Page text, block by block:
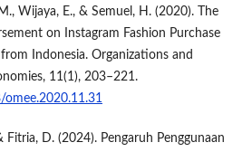
Wijaya, E., & Semuel, H. (2020). The
on Instagram Fashion Purchase
Indonesia. Organizations and
11(1), 203–221.
Fitria, D. (2024). Pengaruh Penggunaan